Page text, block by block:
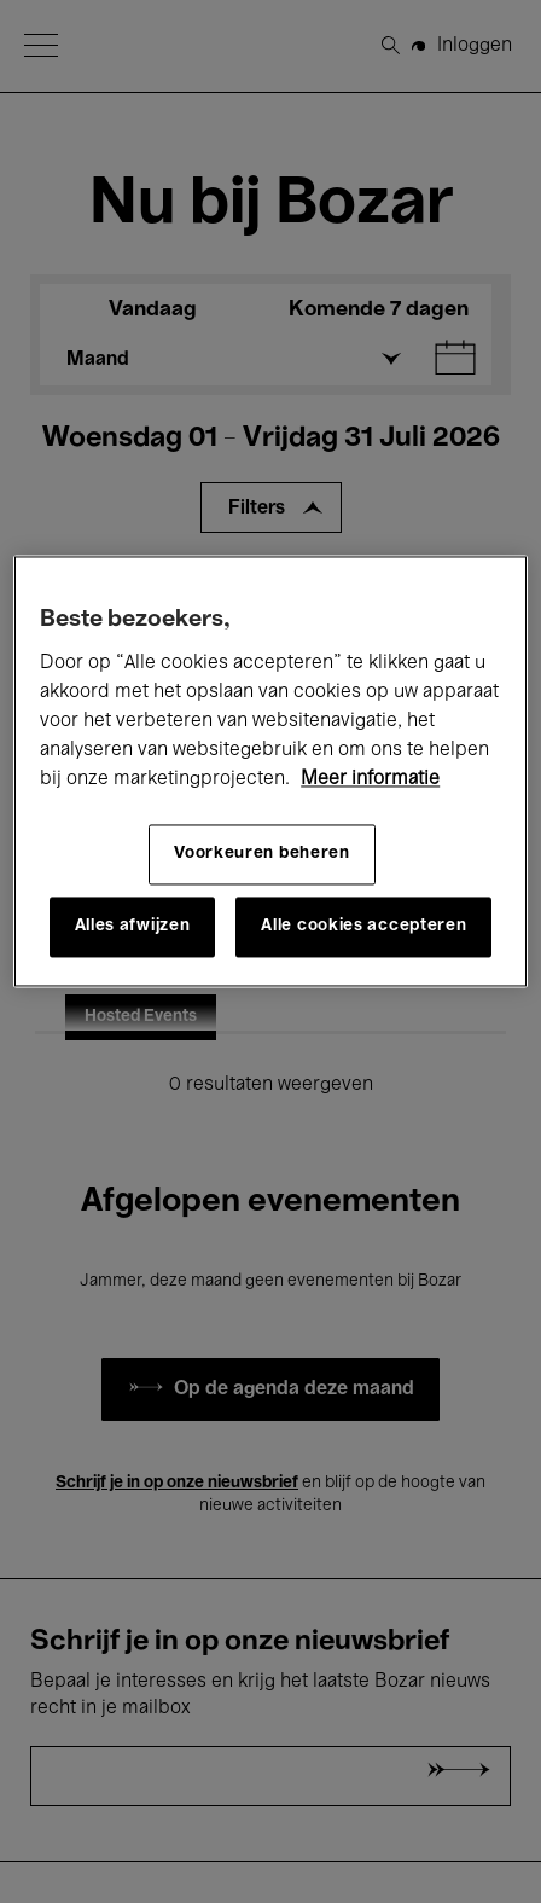
Open Menu
Zoeken
Inloggen
Nu bij Bozar
Vandaag Komende 7 dagen
Maand
Woensdag 01 - Vrijdag 31 Juli 2026
Filters
Performances Lezingen & Debatten
Jazz Klassieke Muziek Global Music
Onderwijs Rondleidingen
Hosted Events
0 resultaten weergeven
Afgelopen evenementen
Jammer, deze maand geen evenementen bij Bozar
Op de agenda deze maand
Schrijf je in op onze nieuwsbrief en blijf op de hoogte van
nieuwe activiteiten
Schrijf je in op onze nieuwsbrief
Bepaal je interesses en krijg het laatste Bozar nieuws
recht in je mailbox
Beste bezoekers,
Door op “Alle cookies accepteren” te klikken gaat u
akkoord met het opslaan van cookies op uw apparaat
voor het verbeteren van websitenavigatie, het
analyseren van websitegebruik en om ons te helpen
bij onze marketingprojecten.
Meer informatie
Voorkeuren beheren
Alles afwijzen Alle cookies accepteren